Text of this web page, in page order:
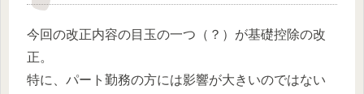
今回の改正内容の目玉の一つ（？）が基礎控除の改
正。
特に、パート勤務の方には影響が大きいのではない